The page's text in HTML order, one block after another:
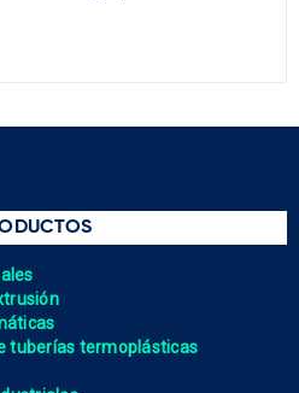
tuberías termoplásticas